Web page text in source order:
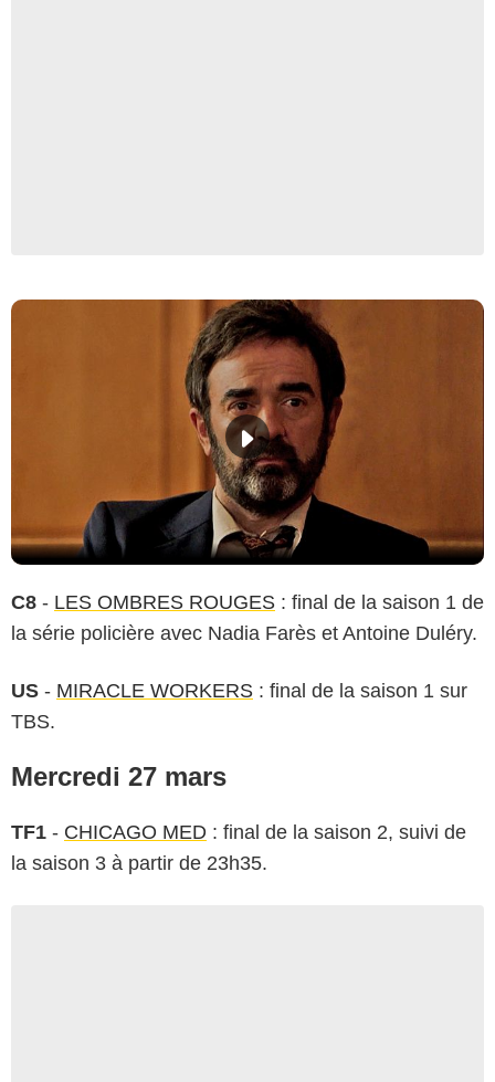
C8 - LES OMBRES ROUGES : final de la saison 1 de
la série policière avec Nadia Farès et Antoine Duléry.
US - MIRACLE WORKERS : final de la saison 1 sur
TBS.
Mercredi 27 mars
TF1 - CHICAGO MED : final de la saison 2, suivi de
la saison 3 à partir de 23h35.